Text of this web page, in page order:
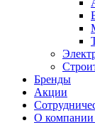
Бренды
Акции
О компании